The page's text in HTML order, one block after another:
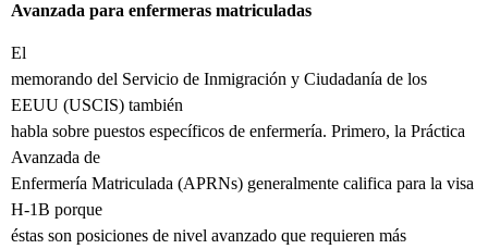
Avanzada para enfermeras matriculadas
El
memorando del Servicio de Inmigración y Ciudadanía de los
EEUU (USCIS) también
habla sobre puestos específicos de enfermería. Primero, la Práctica
Avanzada de
Enfermería Matriculada (APRNs) generalmente califica para la visa
H-1B porque
éstas son posiciones de nivel avanzado que requieren más